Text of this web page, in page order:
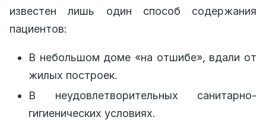
известен лишь один способ содержания
пациентов:
В небольшом доме «на отшибе», вдали от
жилых построек.
В неудовлетворительных санитарно-
гигиенических условиях.